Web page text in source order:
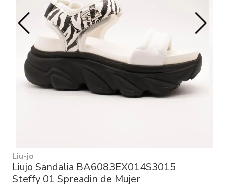
Liu-jo
Liujo Sandalia BA6083EX014S3015
Steffy 01 Spreadin de Mujer